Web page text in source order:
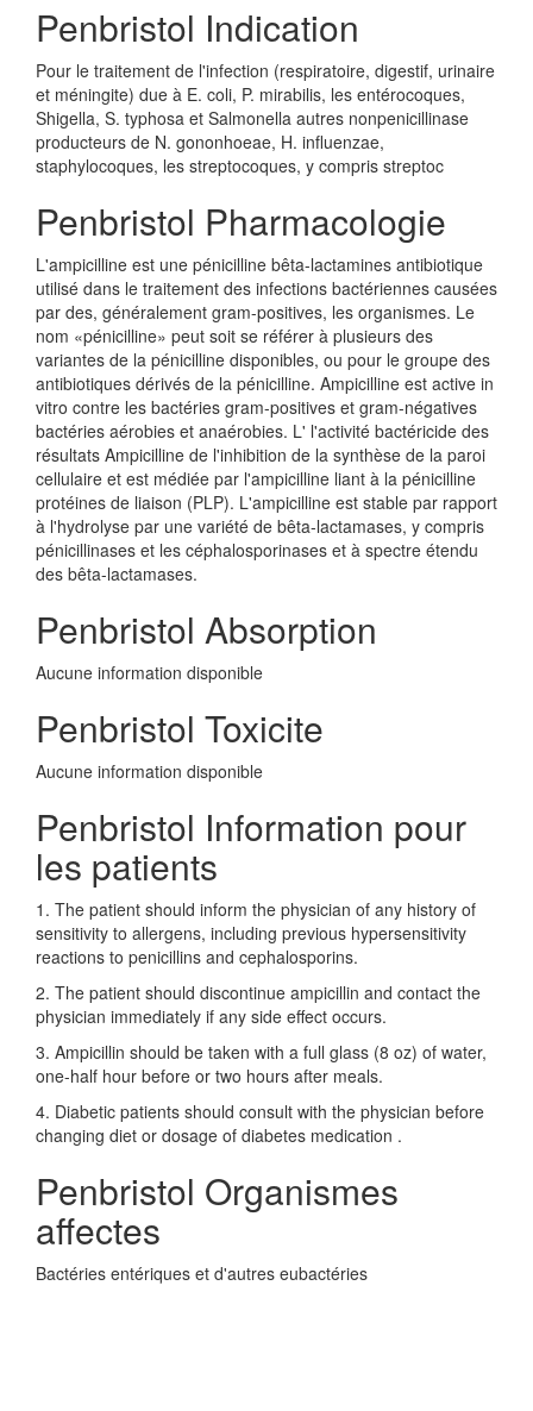
Penbristol Indication
Pour le traitement de l'infection (respiratoire, digestif, urinaire
et méningite) due à E. coli, P. mirabilis, les entérocoques,
Shigella, S. typhosa et Salmonella autres nonpenicillinase
producteurs de N. gononhoeae, H. influenzae,
staphylocoques, les streptocoques, y compris streptoc
Penbristol Pharmacologie
L'ampicilline est une pénicilline bêta-lactamines antibiotique
utilisé dans le traitement des infections bactériennes causées
par des, généralement gram-positives, les organismes. Le
nom «pénicilline» peut soit se référer à plusieurs des
variantes de la pénicilline disponibles, ou pour le groupe des
antibiotiques dérivés de la pénicilline. Ampicilline est active in
vitro contre les bactéries gram-positives et gram-négatives
bactéries aérobies et anaérobies. L' l'activité bactéricide des
résultats Ampicilline de l'inhibition de la synthèse de la paroi
cellulaire et est médiée par l'ampicilline liant à la pénicilline
protéines de liaison (PLP). L'ampicilline est stable par rapport
à l'hydrolyse par une variété de bêta-lactamases, y compris
pénicillinases et les céphalosporinases et à spectre étendu
des bêta-lactamases.
Penbristol Absorption
Aucune information disponible
Penbristol Toxicite
Aucune information disponible
Penbristol Information pour
les patients
1. The patient should inform the physician of any history of
sensitivity to allergens, including previous hypersensitivity
reactions to penicillins and cephalosporins.
2. The patient should discontinue ampicillin and contact the
physician immediately if any side effect occurs.
3. Ampicillin should be taken with a full glass (8 oz) of water,
one-half hour before or two hours after meals.
4. Diabetic patients should consult with the physician before
changing diet or dosage of diabetes medication .
Penbristol Organismes
affectes
Bactéries entériques et d'autres eubactéries